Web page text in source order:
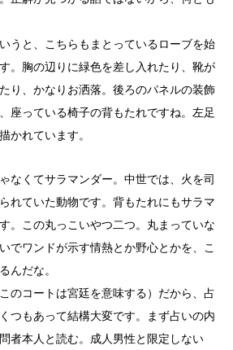
うと、こちらもまとっているローブを始
。胸の辺りに緑色を差し入れたり、靴が
り、かなりお洒落。後ろのパネルの装飾
座っている椅子の背もたれですね。左足
かれています。
なくてサラマンダー。中世では、火を司
れていた動物です。背もたれにもサラマ
。この丸っこいやつ二つ。丸まっていな
でワンドが示す情熱とか野心とかを、こ
んだな。
のコートは宮廷を意味する）だから、占
つもあって結構大変です。まず占いの内
者本人と読む。成人男性と限定しない